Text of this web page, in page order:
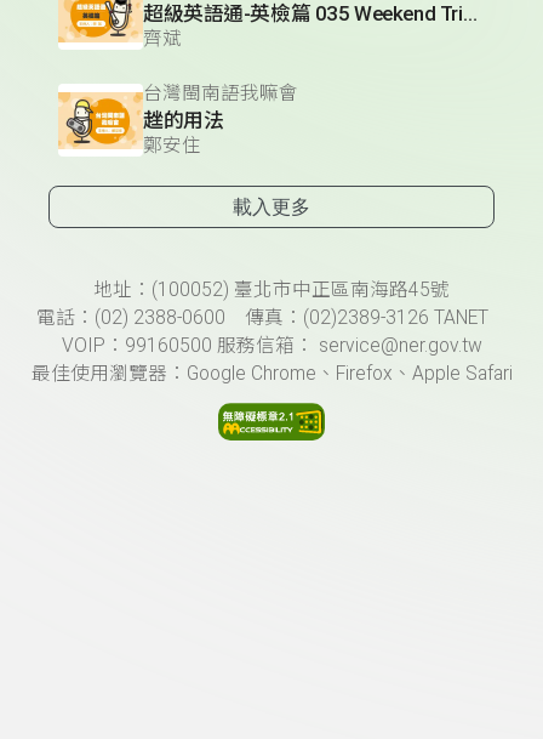
超級英語通-英檢篇 035 Weekend Trip- 週末旅遊
齊斌
台灣閩南語我嘛會
趖的用法
鄭安住
載入更多
頁尾資訊地址：(100052) 臺北市中正區南海路45號
電話：(02) 2388-0600 傳真：(02)2389-3126 TANET
VOIP：99160500 服務信箱： service@ner.gov.tw
最佳使用瀏覽器：Google Chrome、Firefox、Apple Safari